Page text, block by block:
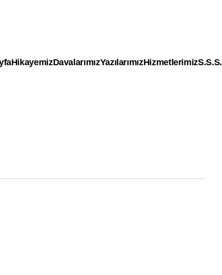
HikayemizDavalarımızYazılarımızHizmetlerimizS.S.S.